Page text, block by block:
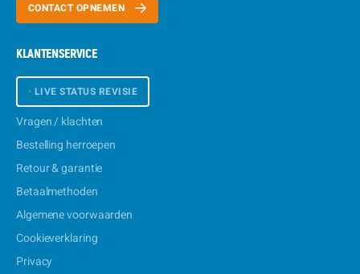
CONTACT OPNEMEN
KLANTENSERVICE
• LIVE STATUS REVISIE
Vragen / klachten
Bestelling herroepen
Retour & garantie
Betaalmethoden
Algemene voorwaarden
Cookieverklaring
Privacy